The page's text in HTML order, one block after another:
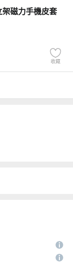
磁力手機皮套
收藏